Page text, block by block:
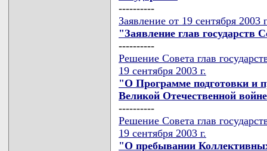
----------
Заявление от 19 сентября 2003
"Заявление глав государств
----------
Решение Совета глав
19 сентября 2003 г.
"О Программе подготовки и
Великой Отечественной
----------
Решение Совета глав
19 сентября 2003 г.
"О пребывании